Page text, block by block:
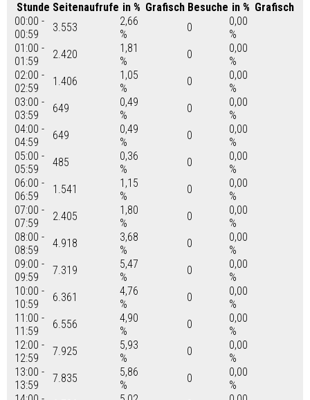
Stunde Seitenaufrufe in % Grafisch Besuche in % Grafisch
00:00 -
00:59
3.553
2,66
%
0
0,00
%
01:00 -
01:59
2.420
1,81
%
0
0,00
%
02:00 -
02:59
1.406
1,05
%
0
0,00
%
03:00 -
03:59
649
0,49
%
0
0,00
%
04:00 -
04:59
649
0,49
%
0
0,00
%
05:00 -
05:59
485
0,36
%
0
0,00
%
06:00 -
06:59
1.541
1,15
%
0
0,00
%
07:00 -
07:59
2.405
1,80
%
0
0,00
%
08:00 -
08:59
4.918
3,68
%
0
0,00
%
09:00 -
09:59
7.319
5,47
%
0
0,00
%
10:00 -
10:59
6.361
4,76
%
0
0,00
%
11:00 -
11:59
6.556
4,90
%
0
0,00
%
12:00 -
12:59
7.925
5,93
%
0
0,00
%
13:00 -
13:59
7.835
5,86
%
0
0,00
%